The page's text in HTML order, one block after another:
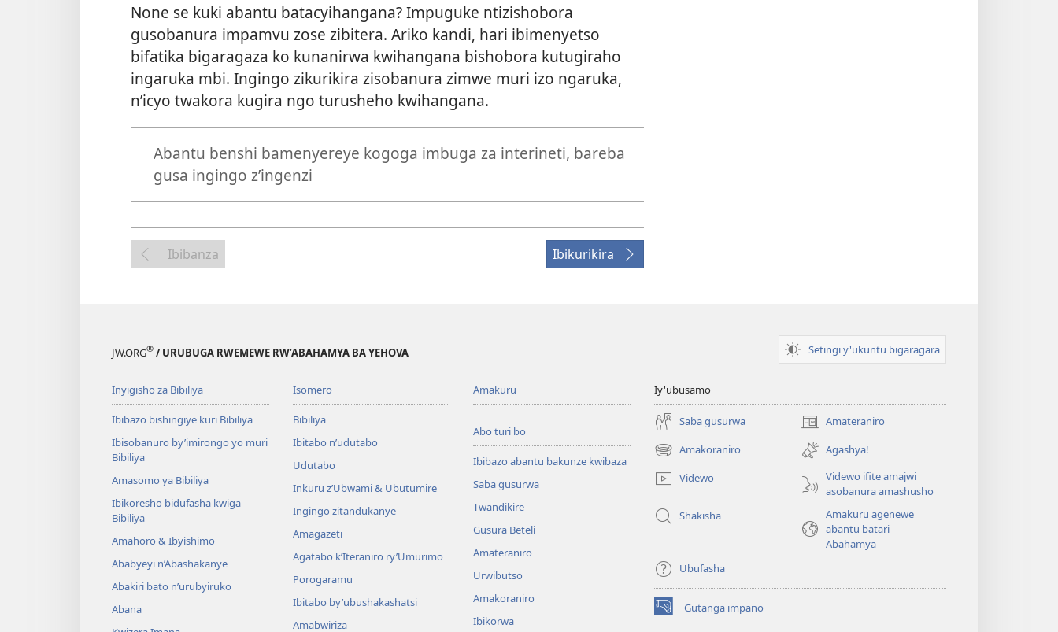
None se kuki abantu batacyihangana? Impuguke ntizishobora
gusobanura impamvu zose zibitera. Ariko kandi, hari ibimenyetso
bifatika bigaragaza ko kunanirwa kwihangana bishobora kutugiraho
ingaruka mbi. Ingingo zikurikira zisobanura zimwe muri izo ngaruka,
n’icyo twakora kugira ngo turusheho kwihangana.
Abantu benshi bamenyereye kogoga imbuga za interineti, bareba
gusa ingingo z’ingenzi
Ibibanza Ibikurikira
JW.ORG® / URUBUGA RWEMEWE RW’ABAHAMYA BA YEHOVA Setingi y'ukuntu bigaragara
Inyigisho za Bibiliya
Ibibazo bishingiye kuri Bibiliya
Ibisobanuro by’imirongo yo muri
Bibiliya
Amasomo ya Bibiliya
Ibikoresho bidufasha kwiga
Bibiliya
Amahoro & Ibyishimo
Ababyeyi n’Abashakanye
Abakiri bato n’urubyiruko
Abana
Isomero
Bibiliya
Ibitabo n’udutabo
Udutabo
Inkuru z’Ubwami & Ubutumire
Ingingo zitandukanye
Amagazeti
Agatabo k’Iteraniro ry’Umurimo
Porogaramu
Ibitabo by’ubushakashatsi
Amabwiriza
Amakuru
Abo turi bo
Ibibazo abantu bakunze kwibaza
Saba gusurwa
Twandikire
Gusura Beteli
Amateraniro
Urwibutso
Amakoraniro
Ibikorwa
Iy'ubusamo
Saba gusurwa Amateraniro
(ifungukire
ahandi)
Amakoraniro
(ifungukire
ahandi)
Agashya!
Videwo
Videwo ifite amajwi
asobanura amashusho
Shakisha
Amakuru agenewe
abantu batari
Abahamya
Ubufasha
Gutanga impano
(ifungukire